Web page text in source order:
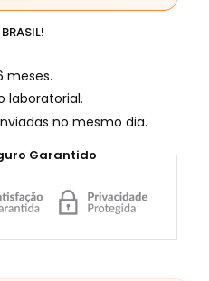
meses.
laboratorial.
no mesmo dia.
Garantido